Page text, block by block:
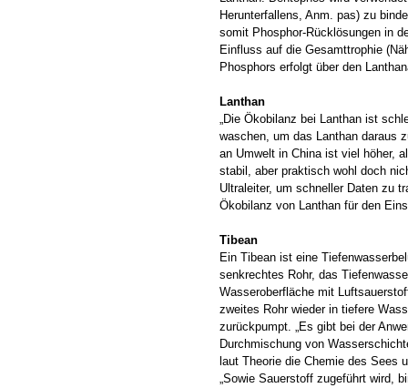
Herunterfallens, Anm. pas) zu
somit Phosphor-Rücklösungen in
Einfluss auf die Gesamttrophie
Phosphors erfolgt über den
Lanthan
„Die Ökobilanz bei Lanthan ist
waschen, um das Lanthan daraus
an Umwelt in China ist viel höher,
stabil, aber praktisch wohl doch
Ultraleiter, um schneller Daten zu
Ökobilanz von Lanthan für den
Tibean
Ein Tibean ist eine
senkrechtes Rohr, das
Wasseroberfläche mit
zweites Rohr wieder in tiefere
zurückpumpt. „Es gibt bei der
Durchmischung von
laut Theorie die Chemie des Sees
„Sowie Sauerstoff zugeführt wird,